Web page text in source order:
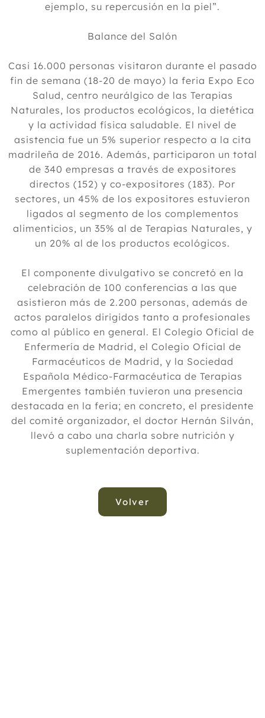
ejemplo, su repercusión en la piel”.
Balance del Salón
Casi 16.000 personas visitaron durante el pasado
fin de semana (18-20 de mayo) la feria Expo Eco
Salud, centro neurálgico de las Terapias
Naturales, los productos ecológicos, la dietética
y la actividad física saludable. El nivel de
asistencia fue un 5% superior respecto a la cita
madrileña de 2016. Además, participaron un total
de 340 empresas a través de expositores
directos (152) y co-expositores (183). Por
sectores, un 45% de los expositores estuvieron
ligados al segmento de los complementos
alimenticios, un 35% al de Terapias Naturales, y
un 20% al de los productos ecológicos.
El componente divulgativo se concretó en la
celebración de 100 conferencias a las que
asistieron más de 2.200 personas, además de
actos paralelos dirigidos tanto a profesionales
como al público en general. El Colegio Oficial de
Enfermería de Madrid, el Colegio Oficial de
Farmacéuticos de Madrid, y la Sociedad
Española Médico-Farmacéutica de Terapias
Emergentes también tuvieron una presencia
destacada en la feria; en concreto, el presidente
del comité organizador, el doctor Hernán Silván,
llevó a cabo una charla sobre nutrición y
suplementación deportiva.
Volver